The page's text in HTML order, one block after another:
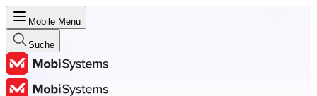
Mobile Menu
Suche